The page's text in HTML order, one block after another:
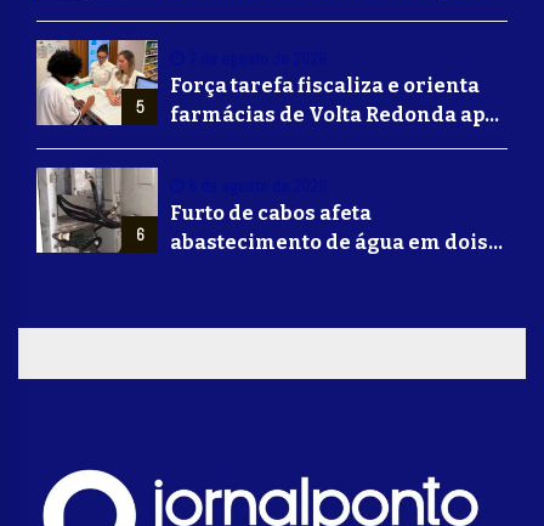
em Volta Redonda
5
Força tarefa fiscaliza e orienta
farmácias de Volta Redonda após
alerta de falsificação de
6
Furto de cabos afeta
abastecimento de água em dois